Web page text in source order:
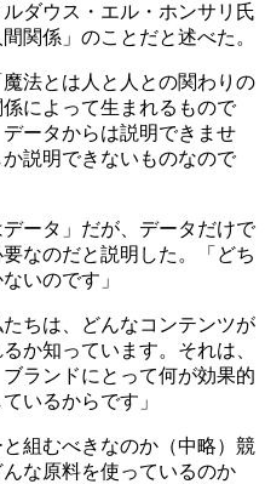
ダウス・エル・ホンサリ氏
関係」のことだと述べた。
法とは人と人との関わりの
によって生まれるもので
ータからは説明できませ
説明できないものなので
ータ」だが、データだけで
なのだと説明した。「どち
いのです」
ちは、どんなコンテンツが
か知っています。それは、
ランドにとって何が効果的
いるからです」
組むべきなのか（中略）競
な原料を使っているのか